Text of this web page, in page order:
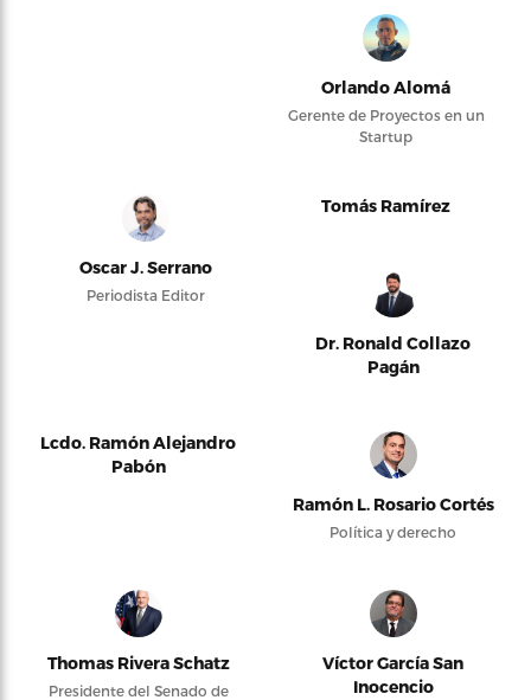
Orlando Alomá
Gerente de Proyectos en un
Startup
Oscar J. Serrano
Periodista Editor
Tomás Ramírez
Dr. Ronald Collazo
Pagán
Lcdo. Ramón Alejandro
Pabón
Ramón L. Rosario Cortés
Política y derecho
Thomas Rivera Schatz
Presidente del Senado de
Víctor García San
Inocencio